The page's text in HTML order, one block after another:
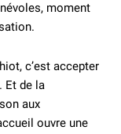
moment
c’est accepter
Et de la
aux
ouvre une